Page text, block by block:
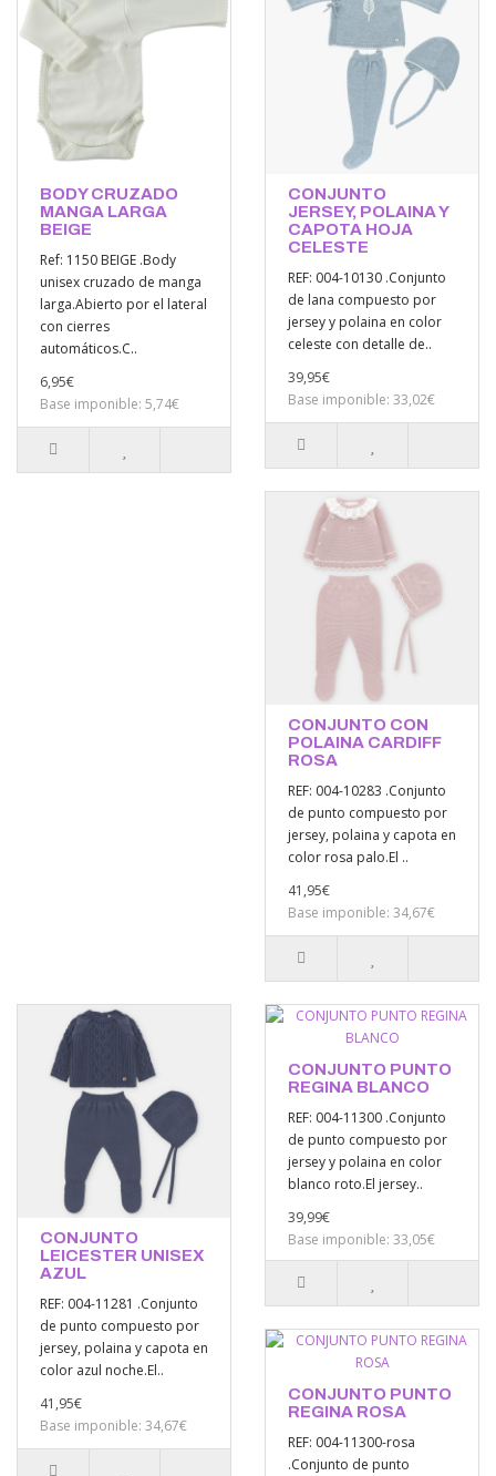
BODY CRUZADO
MANGA LARGA
BEIGE
Ref: 1150 BEIGE .Body
unisex cruzado de manga
larga.Abierto por el lateral
con cierres
automáticos.C..
6,95€
Base imponible: 5,74€
CONJUNTO
JERSEY, POLAINA Y
CAPOTA HOJA
CELESTE
REF: 004-10130 .Conjunto
de lana compuesto por
jersey y polaina en color
celeste con detalle de..
39,95€
Base imponible: 33,02€
CONJUNTO CON
POLAINA CARDIFF
ROSA
REF: 004-10283 .Conjunto
de punto compuesto por
jersey, polaina y capota en
color rosa palo.El ..
41,95€
Base imponible: 34,67€
CONJUNTO
LEICESTER UNISEX
AZUL
REF: 004-11281 .Conjunto
de punto compuesto por
jersey, polaina y capota en
color azul noche.El..
41,95€
Base imponible: 34,67€
CONJUNTO PUNTO
REGINA BLANCO
REF: 004-11300 .Conjunto
de punto compuesto por
jersey y polaina en color
blanco roto.El jersey..
39,99€
Base imponible: 33,05€
CONJUNTO PUNTO
REGINA ROSA
REF: 004-11300-rosa
.Conjunto de punto